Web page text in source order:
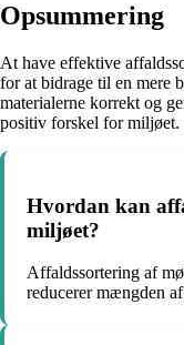
Opsummering
At have effektive
for at bidrage til en mere
materialerne korrekt og
positiv forskel for miljøet.
Hvordan kan
miljøet?
Affaldssortering af
reducerer mængden